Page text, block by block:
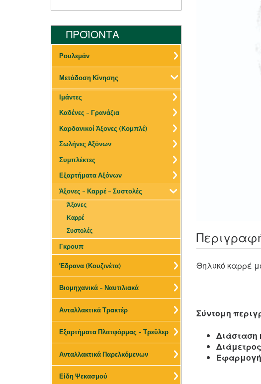
Θηλυκό καρρέ
Σύντομη
ΠΡΟΪΟΝΤΑ
Ρουλεμάν
Μετάδοση Κίνησης
Ιμάντες
Καδένες – Γρανάζια
Καρδανικοί Άξονες (Κομπλέ)
Σωλήνες Αξόνων
Συμπλέκτες
Εξαρτήματα Αξόνων
Άξονες – Καρρέ – Συστολές
Άξονες
Καρρέ
Συστολές
Γκρουπ
Έδρανα (Κουζινέτα)
Βιομηχανικά – Ναυτιλιακά
Ανταλλακτικά Τρακτέρ
Εξαρτήματα Πλατφόρμας – Τρεϋλερ
Ανταλλακτικά Παρελκόμενων
Είδη Ψεκασμού